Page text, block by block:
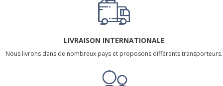
LIVRAISON INTERNATIONALE
Nous livrons dans de nombreux pays et proposons différents transporteurs.